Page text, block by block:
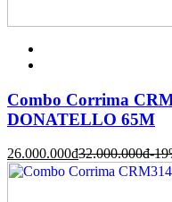
Combo Corrima
DONATELLO 65M
26.000.000đ32.000.000đ-